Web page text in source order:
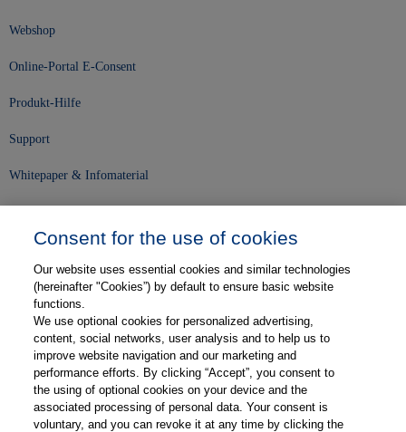
Webshop
Online-Portal E-Consent
Produkt-Hilfe
Support
Whitepaper & Infomaterial
Karriere
Kontakt
Web-Semniare
Anwenderberichte
Consent for the use of cookies
Our website uses essential cookies and similar technologies
(hereinafter "Cookies”) by default to ensure basic website
functions.
We use optional cookies for personalized advertising,
content, social networks, user analysis and to help us to
improve website navigation and our marketing and
performance efforts. By clicking “Accept”, you consent to
the using of optional cookies on your device and the
associated processing of personal data. Your consent is
voluntary, and you can revoke it at any time by clicking the